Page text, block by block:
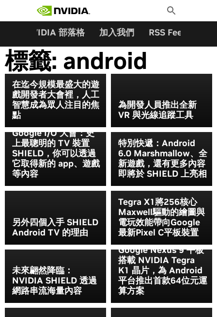
Toggle
Search
NVIDIA 部落格 加入我們 RSS Feeds
標籤: android
在迄今規模最盛大的遊
戲開發者大會裡，人工
智慧成為眾人注目的焦
點
為開發人員推出全新
VR 與光線追蹤工具
Google I/O 大會：史
上最聰明的 TV 裝置
SHIELD，你可以透過
它取得新的 app、遊戲
等內容
特別快遞：Android
6.0 Marshmallow、全
新遊戲，還有更多內容
即將於 SHIELD 上亮相
另外四個入手 SHIELD
Android TV 的理由
Tegra X1將256核心
Maxwell驅動的繪圖與
電玩效能帶向Google
最新Pixel C平板裝置
未來翩然降臨：
NVIDIA SHIELD 透過
網路串流海量內容
Google Nexus 9 平板
搭載 NVIDIA Tegra
K1 晶片，為 Android
平台推出首款64位元運
算方案